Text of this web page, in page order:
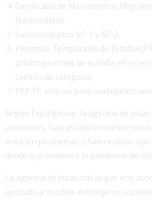
Certificado de Movimientos
Nacionalidad,
Salvoconductos SC-1 y SC-2,
Permisos Temporales de Estadía
prolongaciones de estadía en el
cambio de categoría,
PEP-FF: esto es para ciudadanos
Según Expatgroup, la agencia de
asociamos, han estado enviando
línea sin problemas y han recibido
desde que comenzó la pandemia de
La agencia de visas con la que nos
ayudado a muchos extranjeros a